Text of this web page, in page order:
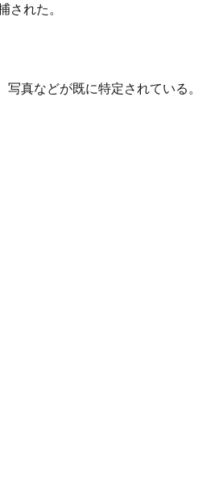
された。
真などが既に特定されている。